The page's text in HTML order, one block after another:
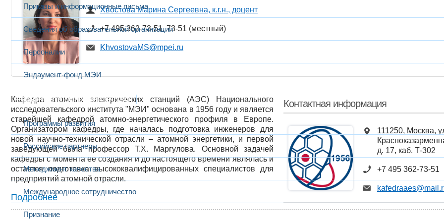
Приказы и информационные письма
Сведения об образовательной организации
Персоналии
Эндаумент-фонд МЭИ
Развитие и сотрудничество
Программы развития
Российские партнеры
Менеджмент качества
Международное сотрудничество
Признание
Хвостова Марина Сергеевна, к.г.н., доцент
+7 495 362-73-51, 73-51 (местный)
KhvostovaMS@mpei.ru
Контактная информация
111250, Москва,
д. 17, каб. Т-302
+7 495 362-73-51
Кафедра атомных электрических станций (АЭС) Национального
исследовательского института "МЭИ" основана в 1956 году и является
старейшей кафедрой атомно-энергетического профиля в Европе.
Организатором кафедры, где началась подготовка инженеров для
новой научно-технической отрасли – атомной энергетики, и первой
заведующей была профессор Т.Х. Маргулова. Основной задачей
кафедры с момента ее создания и до настоящего времени являлась и
остается подготовка высококвалифицированных специалистов для
предприятий атомной отрасли.
Подробнее